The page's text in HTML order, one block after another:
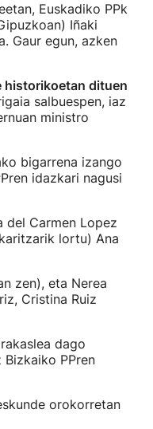
Euskadiko PPk
Iñaki
Gaur egun, azken
historikoetan dituen
salbuespen, iaz
ministro
bigarrena izango
idazkari nagusi
del Carmen Lopez
lortu) Ana
zen), eta Nerea
Cristina Ruiz
dago
PPren
orokorretan